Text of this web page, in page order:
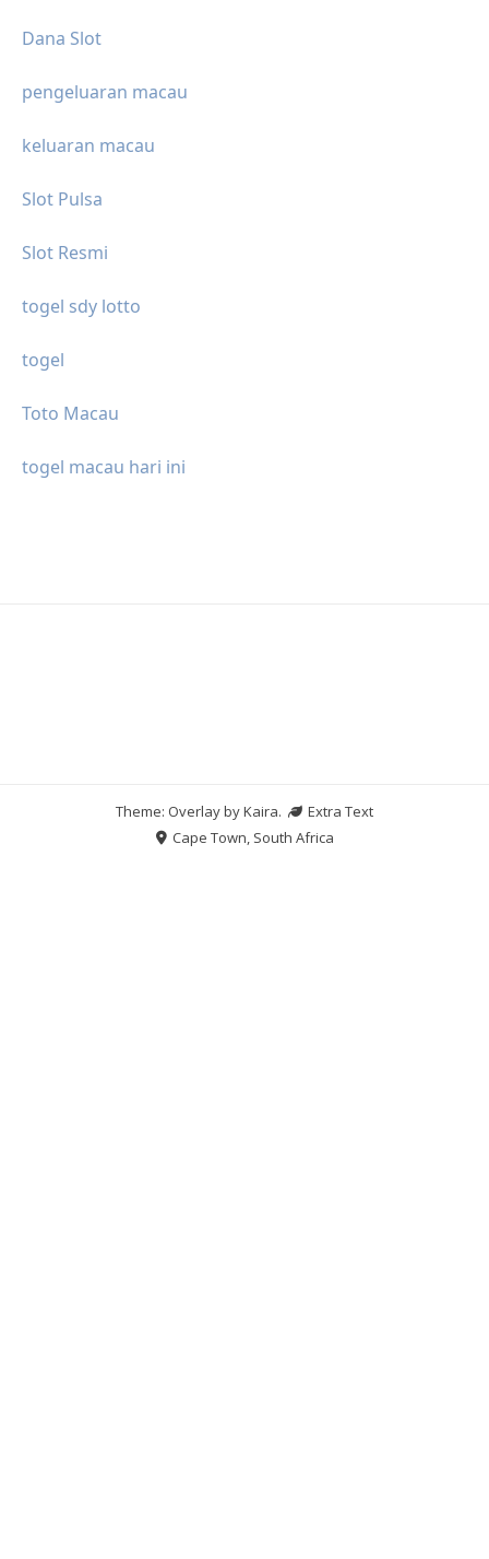
Dana Slot
pengeluaran macau
keluaran macau
Slot Pulsa
Slot Resmi
togel sdy lotto
togel
Toto Macau
togel macau hari ini
Theme: Overlay byKaira.
Extra Text
Cape Town, South Africa